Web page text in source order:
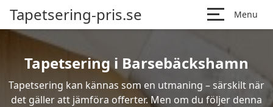
Tapetsering-pris.se Menu
Tapetsering i Barsebäckshamn
Tapetsering kan kännas som en utmaning – särskilt när
det gäller att jämföra offerter. Men om du följer denna